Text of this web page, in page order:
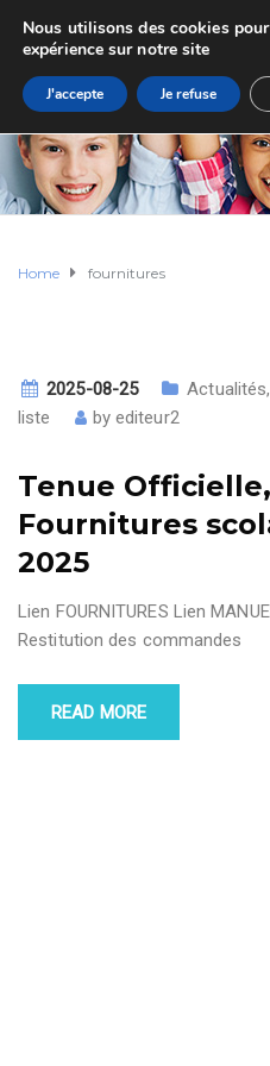
Home fournitures
2025-08-25 Actualités,
liste
by editeur2
Tenue
Fournitures
2025
Lien FOURNITURES Lien
Restitution des commandes
READ MORE
Nous utilisons des cookies
expérience sur notre site
J'accepte Je refuse